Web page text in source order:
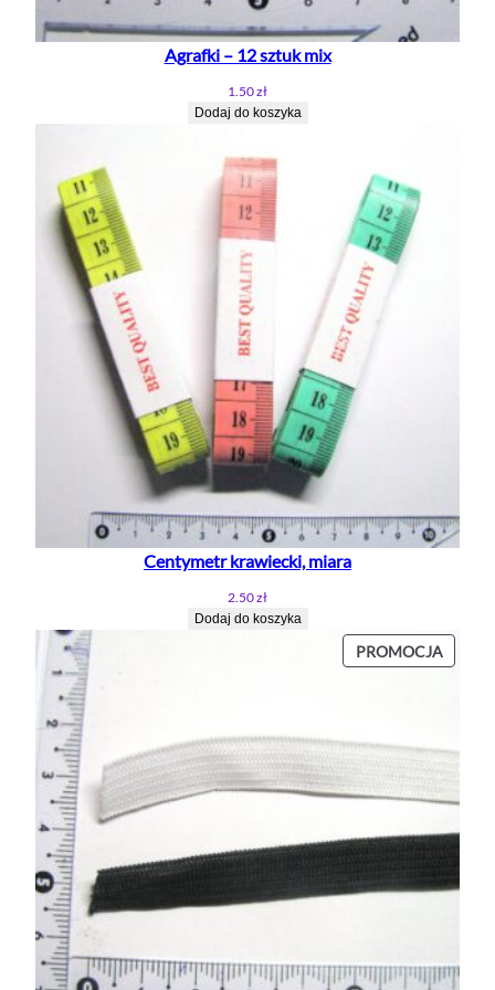
Agrafki – 12 sztuk mix
1.50zł
Dodaj do koszyka
Centymetr krawiecki, miara
2.50zł
Dodaj do koszyka
PROMOCJA
W